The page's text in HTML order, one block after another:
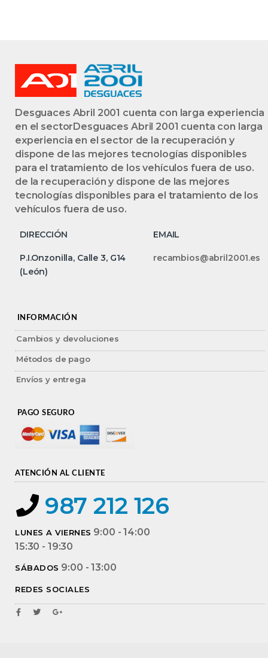
Desguaces Abril 2001 cuenta con larga experiencia
en el sectorDesguaces Abril 2001 cuenta con larga
experiencia en el sector de la recuperación y
dispone de las mejores tecnologías disponibles
para el tratamiento de los vehículos fuera de uso.
de la recuperación y dispone de las mejores
tecnologías disponibles para el tratamiento de los
vehículos fuera de uso.
DIRECCIÓN EMAIL
P.I.Onzonilla, Calle 3, G14
(León)
recambios@abril2001.es
INFORMACIÓN
Cambios y devoluciones
Métodos de pago
Envíos y entrega
PAGO SEGURO
ATENCIÓN AL CLIENTE
987 212 126
LUNES A VIERNES 9:00 - 14:00
15:30 - 19:30
SÁBADOS 9:00 - 13:00
REDES SOCIALES